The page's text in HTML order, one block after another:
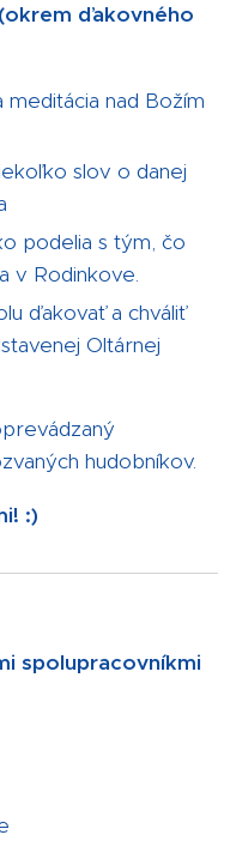
ďakovného
nad Božím
slov o danej
podelia s tým, čo
v Rodinkove.
ďakovať a chváliť
Oltárnej
hudobníkov.
:)
spolupracovníkmi